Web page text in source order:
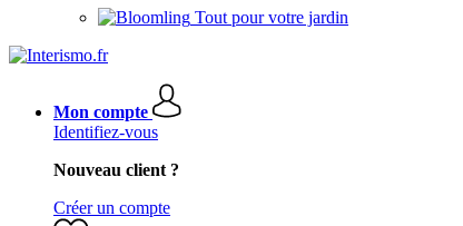
Tout pour votre jardin
Mon compte
Identifiez-vous
Nouveau client ?
Créer un compte